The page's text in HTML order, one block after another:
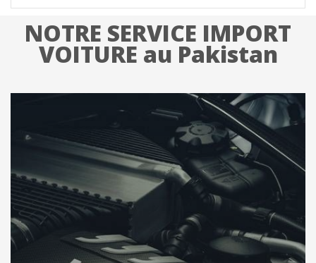
NOTRE SERVICE IMPORT
VOITURE au Pakistan